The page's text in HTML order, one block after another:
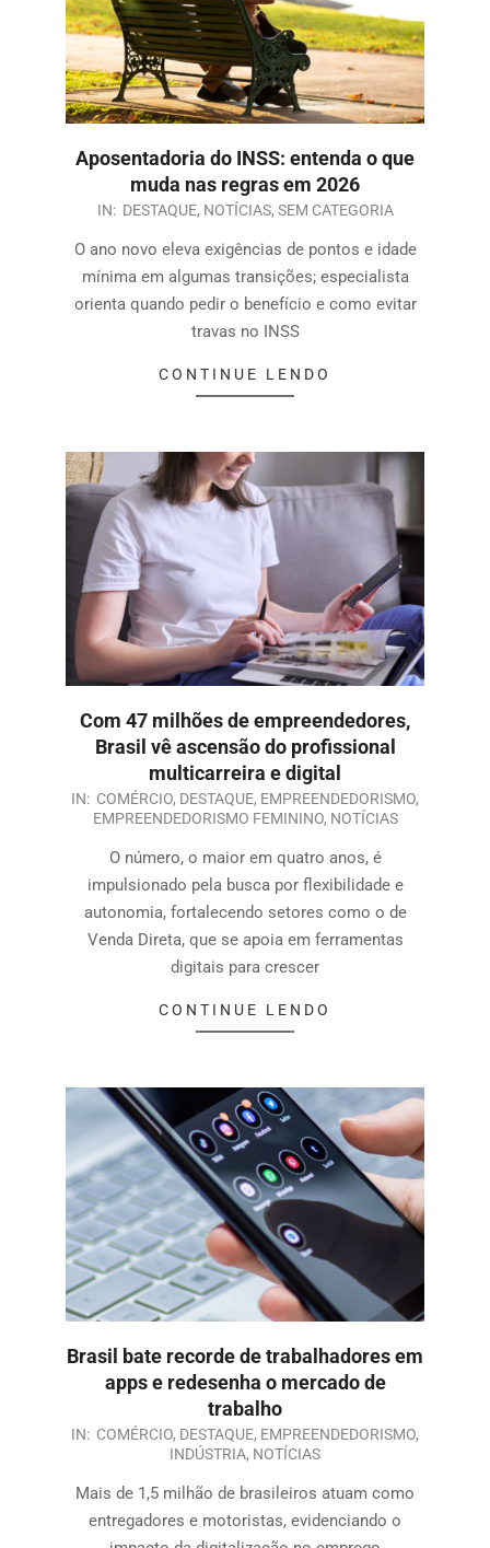
Aposentadoria do INSS: entenda o que
muda nas regras em 2026
IN: DESTAQUE, NOTÍCIAS, SEM CATEGORIA
O ano novo eleva exigências de pontos e idade
mínima em algumas transições; especialista
orienta quando pedir o benefício e como evitar
travas no INSS
CONTINUE LENDO
Com 47 milhões de empreendedores,
Brasil vê ascensão do profissional
multicarreira e digital
IN: COMÉRCIO, DESTAQUE, EMPREENDEDORISMO,
EMPREENDEDORISMO FEMININO, NOTÍCIAS
O número, o maior em quatro anos, é
impulsionado pela busca por flexibilidade e
autonomia, fortalecendo setores como o de
Venda Direta, que se apoia em ferramentas
digitais para crescer
CONTINUE LENDO
Brasil bate recorde de trabalhadores em
apps e redesenha o mercado de
trabalho
IN: COMÉRCIO, DESTAQUE, EMPREENDEDORISMO,
INDÚSTRIA, NOTÍCIAS
Mais de 1,5 milhão de brasileiros atuam como
entregadores e motoristas, evidenciando o